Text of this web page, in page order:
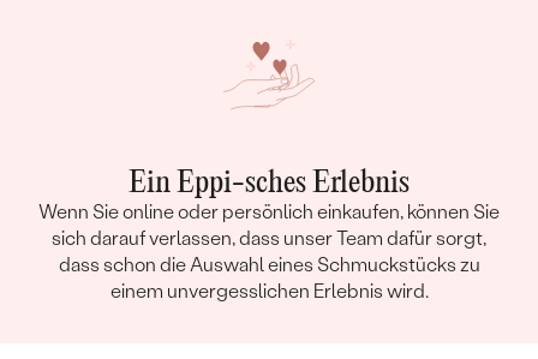
Ein Eppi-sches Erlebnis
Wenn Sie online oder persönlich einkaufen, können Sie
sich darauf verlassen, dass unser Team dafür sorgt,
dass schon die Auswahl eines Schmuckstücks zu
einem unvergesslichen Erlebnis wird.